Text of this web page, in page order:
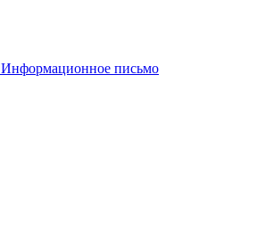
Информационное письмо